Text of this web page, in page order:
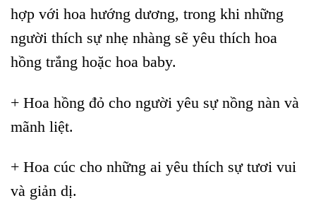
hợp với hoa hướng dương, trong khi những
người thích sự nhẹ nhàng sẽ yêu thích hoa
hồng trắng hoặc hoa baby.
+ Hoa hồng đỏ cho người yêu sự nồng nàn và
mãnh liệt.
+ Hoa cúc cho những ai yêu thích sự tươi vui
và giản dị.